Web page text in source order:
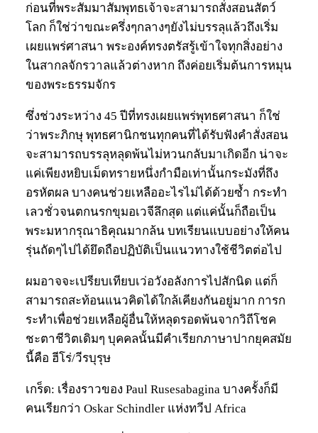
ก่อนที่พระสัมมาสัมพุทธเจ้าจะสามารถสั่งสอนสัตว์
โลก ก็ใช่ว่าขณะครึ่งๆกลางๆยังไม่บรรลุแล้วถึงเริ่ม
เผยแพร่ศาสนา พระองค์ทรงตรัสรู้เข้าใจทุกสิ่งอย่าง
ในสากลจักรวาลแล้วต่างหาก ถึงค่อยเริ่มต้นการหมุน
ของพระธรรมจักร
ซึ่งช่วงระหว่าง 45 ปีที่ทรงเผยแพร่พุทธศาสนา ก็ใช่
ว่าพระภิกษุ พุทธศานิกชนทุกคนที่ได้รับฟังคำสั่งสอน
จะสามารถบรรลุหลุดพ้นไม่หวนกลับมาเกิดอีก น่าจะ
แค่เพียงหยิบเม็ดทรายหนึ่งกำมือเท่านั้นกระมังที่ถึง
อรหัตผล บางคนช่วยเหลืออะไรไม่ได้ด้วยซ้ำ กระทำ
เลวชั่วจนตกนรกขุมอเวจีลึกสุด แต่แค่นั้นก็ถือเป็น
พระมหากรุณาธิคุณมากล้น บทเรียนแบบอย่างให้คน
รุ่นถัดๆไปได้ยึดถือปฏิบัติเป็นแนวทางใช้ชีวิตต่อไป
ผมอาจจะเปรียบเทียบเว่อวังอลังการไปสักนิด แต่ก็
สามารถสะท้อนแนวคิดได้ใกล้เคียงกันอยู่มาก การก
ระทำเพื่อช่วยเหลือผู้อื่นให้หลุดรอดพ้นจากวิถีโชค
ชะตาชีวิตเดิมๆ บุคคลนั้นมีคำเรียกภาษาปากยุคสมัย
นี้คือ ฮีโร่/วีรบุรุษ
เกร็ด: เรื่องราวของ Paul Rusesabagina บางครั้งก็มี
คนเรียกว่า Oskar Schindler แห่งทวีป Africa